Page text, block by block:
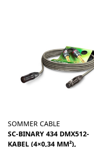
SOMMER CABLE
SC-BINARY 434 DMX512-
KABEL (4×0,34 MM²),